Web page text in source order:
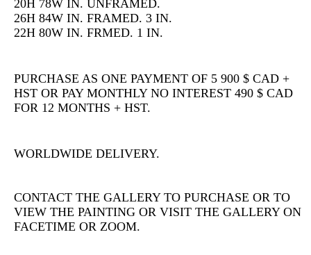
20H 78W IN. UNFRAMED.
26H 84W IN. FRAMED. 3 IN.
22H 80W IN. FRMED. 1 IN.
PURCHASE AS ONE PAYMENT OF 5 900 $ CAD +
HST OR PAY MONTHLY NO INTEREST 490 $ CAD
FOR 12 MONTHS + HST.
WORLDWIDE DELIVERY.
CONTACT THE GALLERY TO PURCHASE OR TO
VIEW THE PAINTING OR VISIT THE GALLERY ON
FACETIME OR ZOOM.